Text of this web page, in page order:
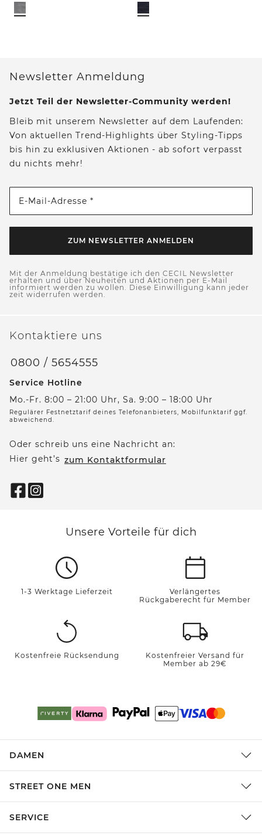
Newsletter Anmeldung
Jetzt Teil der Newsletter-Community werden!
Bleib mit unserem Newsletter auf dem Laufenden:
Von aktuellen Trend-Highlights über Styling-Tipps
bis hin zu exklusiven Aktionen - ab sofort verpasst
du nichts mehr!
E-Mail-Adresse *
ZUM NEWSLETTER ANMELDEN
Mit der Anmeldung bestätige ich den CECIL Newsletter
erhalten und über Neuheiten und Aktionen per E-Mail
informiert werden zu wollen. Diese Einwilligung kann jeder
zeit widerrufen werden.
Kontaktiere uns
0800 / 5654555
Service Hotline
Mo.-Fr. 8:00 – 21:00 Uhr, Sa. 9:00 – 18:00 Uhr
Regulärer Festnetztarif deines Telefonanbieters, Mobilfunktarif ggf.
abweichend.
Oder schreib uns eine Nachricht an:
Hier geht’s zum Kontaktformular
Unsere Vorteile für dich
1-3 Werktage Lieferzeit
Verlängertes
Rückgaberecht für Member
Kostenfreie Rücksendung
Kostenfreier Versand für
Member ab 29€
DAMEN
STREET ONE MEN
SERVICE